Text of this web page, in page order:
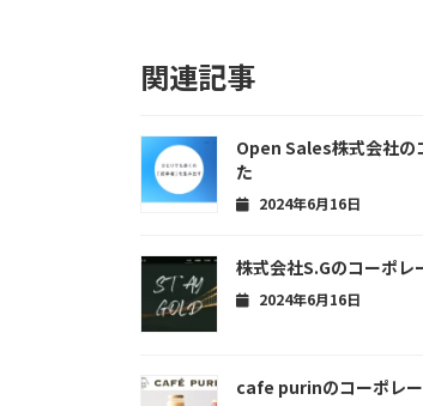
関連記事
Open Sales株式会社の
た
2024年6月16日
株式会社S.Gのコーポレ
2024年6月16日
cafe purinのコーポレ